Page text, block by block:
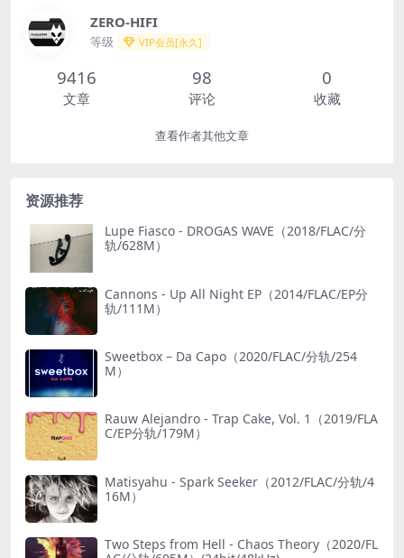
ZERO-HIFI
等级 VIP会员[永久]
9416
文章
98
评论
0
收藏
查看作者其他文章
资源推荐
Lupe Fiasco - DROGAS WAVE（2018/FLAC/分
轨/628M）
Cannons - Up All Night EP（2014/FLAC/EP分
轨/111M）
Sweetbox – Da Capo（2020/FLAC/分轨/254
M）
Rauw Alejandro - Trap Cake, Vol. 1（2019/FLA
C/EP分轨/179M）
Matisyahu - Spark Seeker（2012/FLAC/分轨/4
16M）
Two Steps from Hell - Chaos Theory（2020/FL